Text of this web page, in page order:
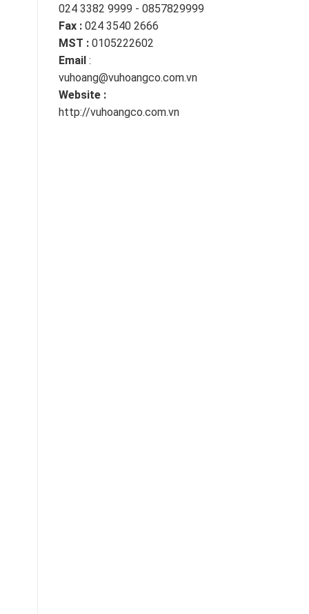
024 3382 9999 - 0857829999
Fax : 024 3540 2666
MST : 0105222602
Email :
vuhoang@vuhoangco.com.vn
Website :
http://vuhoangco.com.vn